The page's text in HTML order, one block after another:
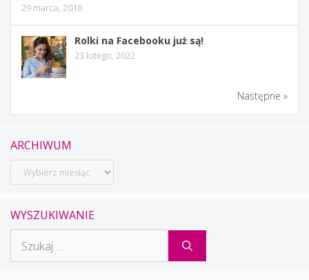
29 marca, 2018
Rolki na Facebooku już są!
23 lutego, 2022
Następne »
ARCHIWUM
Archiwum
WYSZUKIWANIE